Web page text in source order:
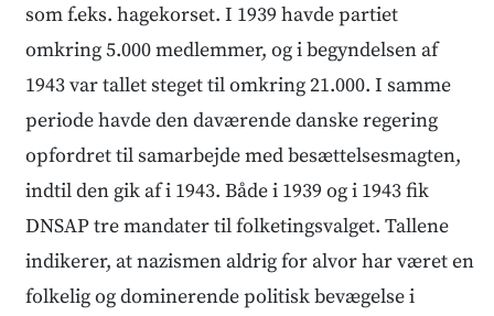
som f.eks. hagekorset. I 1939 havde partiet
omkring 5.000 medlemmer, og i begyndelsen af
1943 var tallet steget til omkring 21.000. I samme
periode havde den daværende danske regering
opfordret til samarbejde med besættelsesmagten,
indtil den gik af i 1943. Både i 1939 og i 1943 fik
DNSAP tre mandater til folketingsvalget. Tallene
indikerer, at nazismen aldrig for alvor har været en
folkelig og dominerende politisk bevægelse i